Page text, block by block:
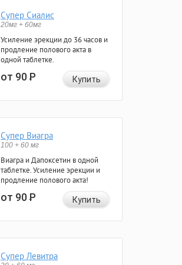
Супер Сиалис
20мг + 60мг
Усиление эрекции до 36 часов и
продление полового акта в
одной таблетке.
от 90Р Купить
Супер Виагра
100 + 60 мг
Виагра и Дапоксетин в одной
таблетке. Усиление эрекции и
продление полового акта!
от 90Р Купить
Супер Левитра